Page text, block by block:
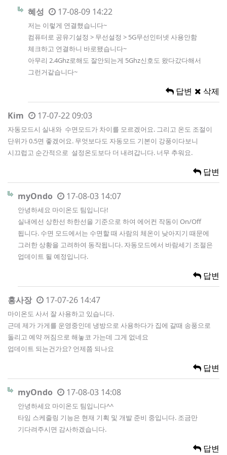
혜성 17-08-09 14:22
저는 이렇게 연결했습니다~
컴퓨터로 공유기설정 > 무선설정 > 5G무선인터넷 사용안함
체크하고 연결하니 바로됐습니다~
아무리 2.4Ghz로해도 잘안되는게 5Ghz신호도 왔다갔다해서
그런거같습니다~
답변 삭제
Kim 17-07-22 09:03
자동모드시 실내와 수면모드가 차이를 모르겠어요. 그리고 온도 조절이
단위가 0.5면 좋겠어요. 무엇보다도 자동모드 기본이 강풍이다보니
시끄럽고 순간적으로 설정온도보다 더 내려갑니다. 너무 추워요.
답변
myOndo 17-08-03 14:07
안녕하세요 마이온도 팀입니다!
실내에선 상한선 하한선을 기준으로 하여 에어컨 작동이 On/Off
됩니다. 수면 모드에서는 수면할 때 사람의 체온이 낮아지기 때문에
그러한 상황을 고려하여 동작됩니다. 자동모드에서 바람세기 조절은
업데이트 될 예정입니다.
답변
홍사장 17-07-26 14:47
마이온도 사서 잘 사용하고 있습니다.
근데 제가 가게를 운영중인데 냉방으로 사용하다가 집에 갈때 송풍으로
돌리고 예약 꺼짐으로 해놓코 가는데 그게 없네요
업데이트 되는건가요? 언제쯤 되나요
답변
myOndo 17-08-03 14:08
안녕하세요 마이온도 팀입니다^^
타임 스케줄링 기능은 현재 기획 및 개발 준비 중입니다. 조금만
기다려주시면 감사하겠습니다.
답변